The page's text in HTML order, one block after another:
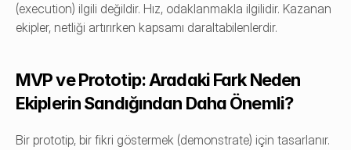
(execution) ilgili değildir. Hız, odaklanmakla ilgilidir. Kazanan
ekipler, netliği artırırken kapsamı daraltabilenlerdir.
MVP ve Prototip: Aradaki Fark Neden
Ekiplerin Sandığından Daha Önemli?
Bir prototip, bir fikri göstermek (demonstrate) için tasarlanır.